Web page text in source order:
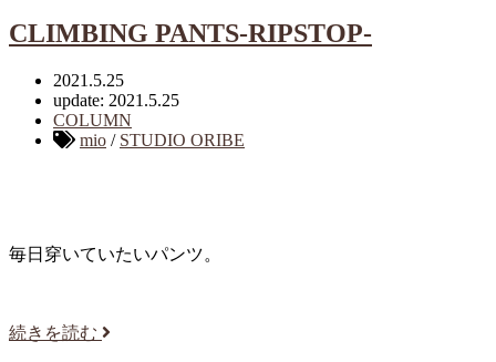
CLIMBING PANTS-RIPSTOP-
2021.5.25
update: 2021.5.25
COLUMN
mio / STUDIO ORIBE
毎日穿いていたいパンツ。
続きを読む